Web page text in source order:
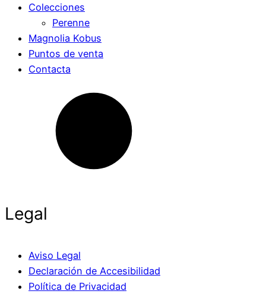
Colecciones
Perenne
Magnolia Kobus
Puntos de venta
Contacta
Legal
Aviso Legal
Declaración de Accesibilidad
Política de Privacidad